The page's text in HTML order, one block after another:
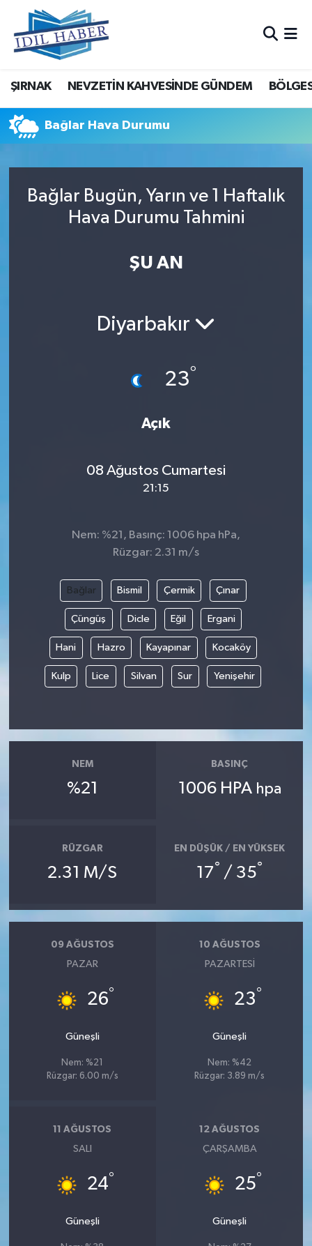
ŞIRNAK NEVZETİN KAHVESİNDE GÜNDEM
Bağlar Hava Durumu
Bağlar Bugün, Yarın ve 1 Haftalık
Hava Durumu Tahmini
ŞU AN
Diyarbakır
23°
Açık
08 Ağustos Cumartesi
21:15
Nem: %21, Basınç: 1006 hpa hPa,
Rüzgar: 2.31 m/s
Bağlar Bismil Çermik Çınar
Çüngüş Dicle Eğil Ergani
Hani Hazro Kayapınar Kocaköy
Kulp Lice Silvan Sur Yenişehir
NEM
%21
BASINÇ
1006 HPA hpa
RÜZGAR
2.31 M/S
EN DÜŞÜK / EN YÜKSEK
17° / 35°
09 AĞUSTOS
PAZAR
26°
Güneşli
Nem: %21
Rüzgar: 6.00 m/s
10 AĞUSTOS
PAZARTESI
23°
Güneşli
Nem: %42
Rüzgar: 3.89 m/s
11 AĞUSTOS
SALI
24°
Güneşli
12 AĞUSTOS
ÇARŞAMBA
25°
Güneşli
Nöbetçi Eczaneler
Hava Durumu
Trafik Durumu
Tüm Manşetler